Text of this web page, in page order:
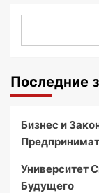
Последние
Бизнес и
Университет
Будущего